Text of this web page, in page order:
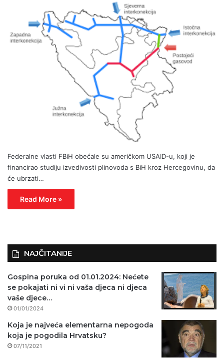
Federalne vlasti FBiH obećale su američkom USAID-u, koji je
financirao studiju izvedivosti plinovoda s BiH kroz Hercegovinu, da
će ubrzati…
Read More »
NAJČITANIJE
Gospina poruka od 01.01.2024: Nećete
se pokajati ni vi ni vaša djeca ni djeca
vaše djece…
01/01/2024
Koja je najveća elementarna nepogoda
koja je pogodila Hrvatsku?
07/11/2021